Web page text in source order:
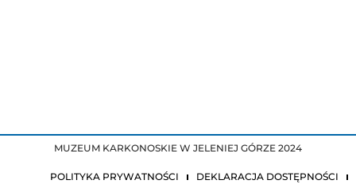
MUZEUM KARKONOSKIE W JELENIEJ GÓRZE 2024
POLITYKA PRYWATNOŚCI
DEKLARACJA DOSTĘPNOŚCI